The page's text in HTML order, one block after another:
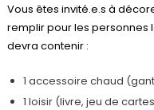
Vous êtes invité.e.s à
remplir pour les personnes
devra contenir :
1 accessoire chaud
1 loisir (livre, jeu de